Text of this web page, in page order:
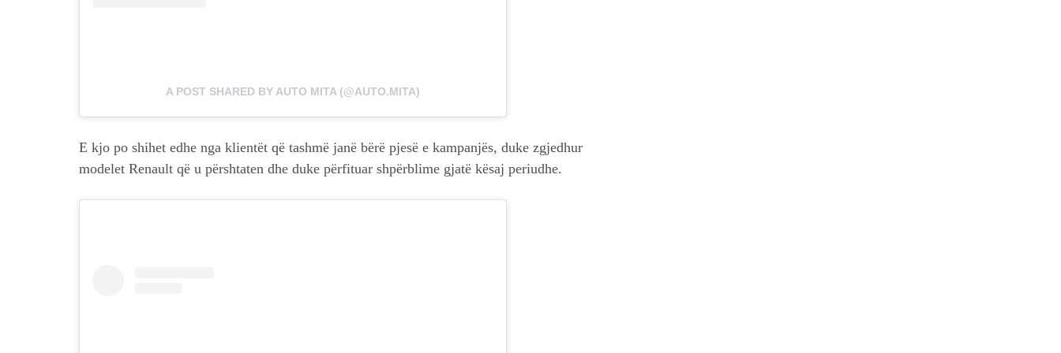
A POST SHARED BY AUTO MITA (@AUTO.MITA)
E kjo po shihet edhe nga klientët që tashmë janë bërë pjesë e kampanjës, duke zgjedhur
modelet Renault që u përshtaten dhe duke përfituar shpërblime gjatë kësaj periudhe.